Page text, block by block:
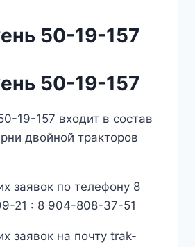
50-19-157
50-19-157
19-157 входит в состав
двойной тракторов
заявок по телефону 8
21 : 8 904-808-37-51
заявок на почту trak-